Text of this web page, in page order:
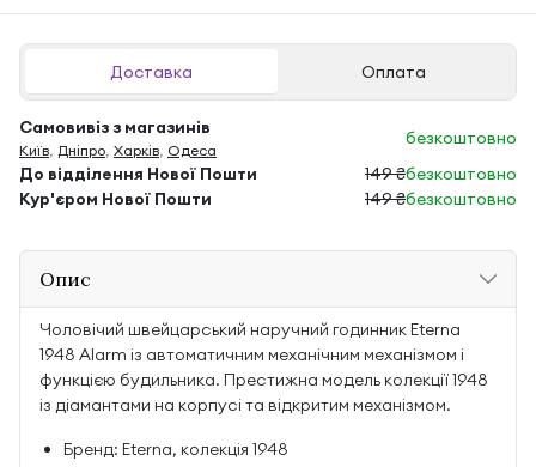
Доставка Оплата
Самовивіз з магазинів
Київ, Дніпро, Харків, Одеса
безкоштовно
До відділення Нової Пошти
149 ₴безкоштовно
Кур'єром Нової Пошти
149 ₴безкоштовно
Опис
Чоловічий швейцарський наручний годинник Eterna
1948 Alarm із автоматичним механічним механізмом і
функцією будильника. Престижна модель колекції 1948
із діамантами на корпусі та відкритим механізмом.
Бренд: Eterna, колекція 1948